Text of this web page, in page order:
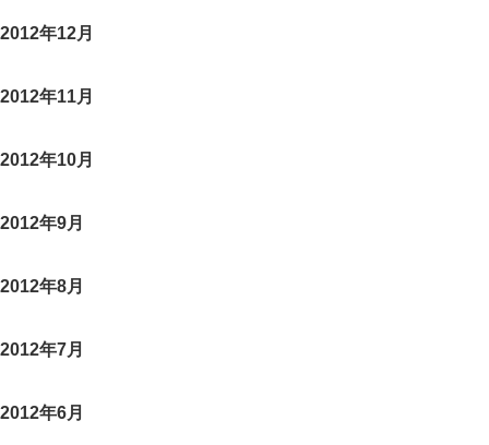
2012年12月
2012年11月
2012年10月
2012年9月
2012年8月
2012年7月
2012年6月